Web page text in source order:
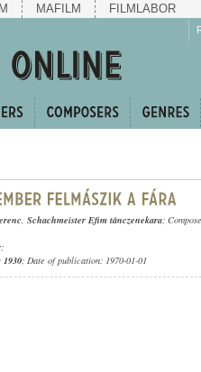
MAFILM FILMLABOR
, Schachmeister Efim tánczenekara;
;
1930; Date of publication: 1970-01-01